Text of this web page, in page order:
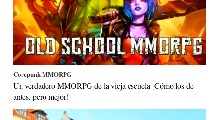
Corepunk MMORPG
Un verdadero MMORPG de la vieja escuela ¡Cómo los de
antes, pero mejor!